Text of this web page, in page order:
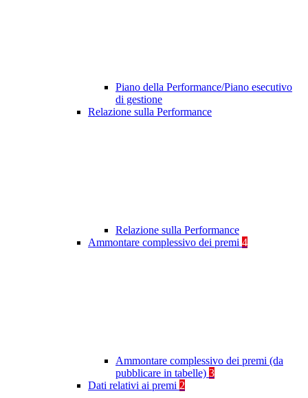
Piano della Performance/Piano esecutivo
di gestione
Relazione sulla Performance
Relazione sulla Performance
Ammontare complessivo dei premi 4
Ammontare complessivo dei premi (da
pubblicare in tabelle) 3
Dati relativi ai premi 2